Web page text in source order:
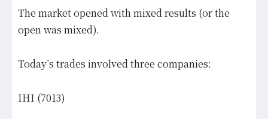
The market opened with mixed results (or the
open was mixed).
Today’s trades involved three companies:
IHI (7013)